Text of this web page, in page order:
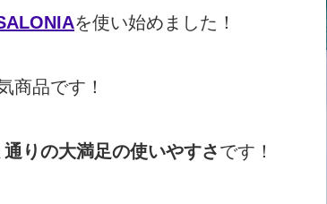
を使い始めました！
商品です！
通りの大満足の使いやすさです！